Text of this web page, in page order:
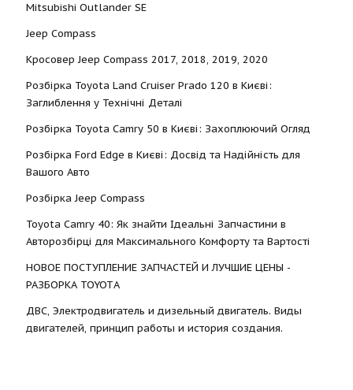
Mitsubishi Outlander SE
Jeep Compass
Кросовер Jeep Compass 2017, 2018, 2019, 2020
Розбірка Toyota Land Cruiser Prado 120 в Києві:
Заглиблення у Технічні Деталі
Розбірка Toyota Camry 50 в Києві: Захоплюючий Огляд
Розбірка Ford Edge в Києві: Досвід та Надійність для
Вашого Авто
Розбірка Jeep Compass
Toyota Camry 40: Як знайти Ідеальні Запчастини в
Авторозбірці для Максимального Комфорту та Вартості
НОВОЕ ПОСТУПЛЕНИЕ ЗАПЧАСТЕЙ И ЛУЧШИЕ ЦЕНЫ -
РАЗБОРКА TOYOTА
ДВС, Электродвигатель и дизельный двигатель. Виды
двигателей, принцип работы и история создания.